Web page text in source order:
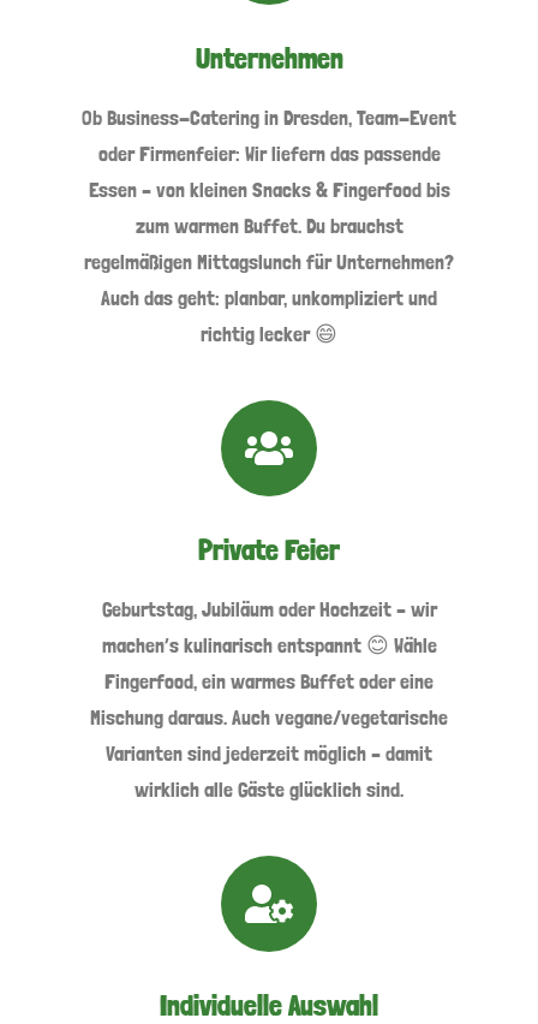
Unternehmen
Ob Business-Catering in Dresden, Team-Event
oder Firmenfeier: Wir liefern das passende
Essen – von kleinen Snacks & Fingerfood bis
zum warmen Buffet. Du brauchst
regelmäßigen Mittagslunch für Unternehmen?
Auch das geht: planbar, unkompliziert und
richtig lecker 😄
Private Feier
Geburtstag, Jubiläum oder Hochzeit – wir
machen’s kulinarisch entspannt 😊 Wähle
Fingerfood, ein warmes Buffet oder eine
Mischung daraus. Auch vegane/vegetarische
Varianten sind jederzeit möglich – damit
wirklich alle Gäste glücklich sind.
Individuelle Auswahl